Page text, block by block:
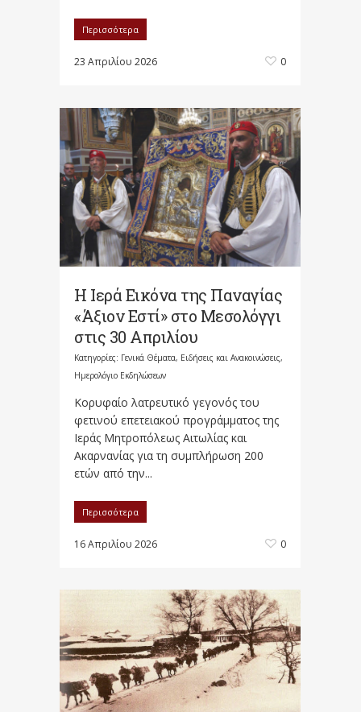
Περισσότερα
23 Απριλίου 2026 0
H Ιερά Εικόνα της Παναγίας
«Άξιον Εστί» στο Μεσολόγγι
στις 30 Απριλίου
Κατηγορίες: Γενικά Θέματα, Ειδήσεις και Ανακοινώσεις,
Ημερολόγιο Εκδηλώσεων
Κορυφαίο λατρευτικό γεγονός του
φετινού επετειακού προγράμματος της
Ιεράς Μητροπόλεως Αιτωλίας και
Ακαρνανίας για τη συμπλήρωση 200
ετών από την...
Περισσότερα
16 Απριλίου 2026 0